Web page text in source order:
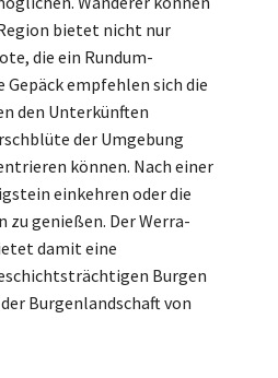
bietet nicht nur
die ein Rundum-
Gepäck empfehlen sich die
den Unterkünften
der Umgebung
können. Nach einer
einkehren oder die
genießen. Der Werra-
damit eine
Burgen
Burgenlandschaft von